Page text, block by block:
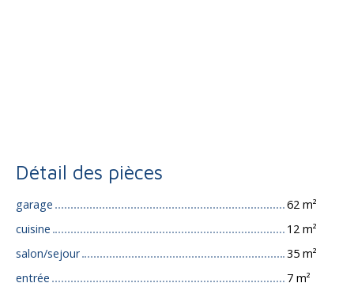
Détail des pièces
garage
62 m²
cuisine
12 m²
salon/sejour
35 m²
entrée
7 m²